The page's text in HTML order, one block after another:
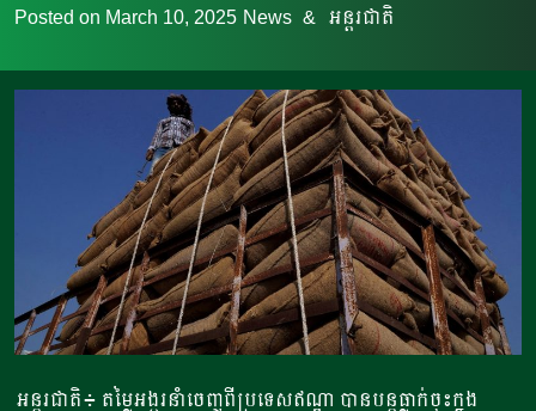
Posted on March 10, 2025 News & អន្តរជាតិ
អន្តរជាតិ៖ តម្លៃអង្ករនាំចេញពីប្រទេសឥណ្ឌា បានបន្តធ្លាក់ចុះក្នុង